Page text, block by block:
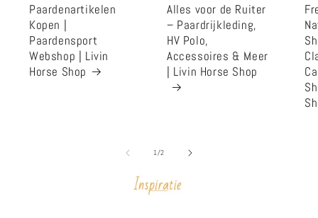
Paardenartikelen
Kopen |
Paardensport
Webshop | Livin
Horse Shop
Alles voor de Ruiter
– Paardrijkleding,
HV Polo,
Accessoires & Meer
| Livin Horse Shop
1/van
2